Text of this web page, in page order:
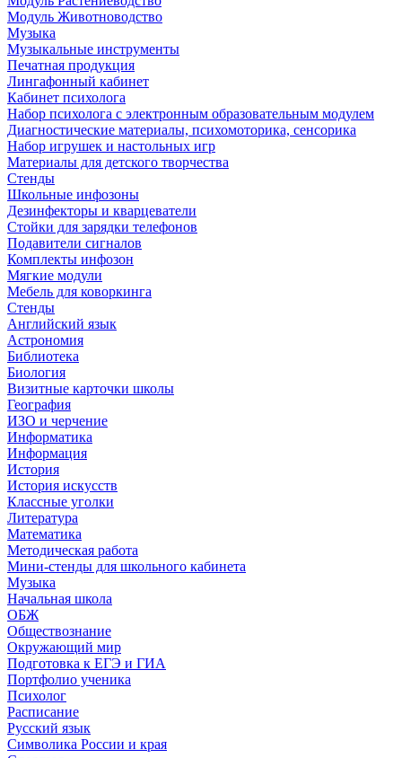
Модуль Животноводство
Музыка
Музыкальные инструменты
Печатная продукция
Лингафонный кабинет
Кабинет психолога
Набор психолога с электронным образовательным модулем
Диагностические материалы, психомоторика, сенсорика
Набор игрушек и настольных игр
Материалы для детского творчества
Стенды
Школьные инфозоны
Дезинфекторы и кварцеватели
Стойки для зарядки телефонов
Подавители сигналов
Комплекты инфозон
Мягкие модули
Мебель для коворкинга
Стенды
Английский язык
Астрономия
Библиотека
Биология
Визитные карточки школы
География
ИЗО и черчение
Информатика
Информация
История
История искусств
Классные уголки
Литература
Математика
Методическая работа
Мини-стенды для школьного кабинета
Музыка
Начальная школа
ОБЖ
Обществознание
Окружающий мир
Подготовка к ЕГЭ и ГИА
Портфолио ученика
Психолог
Расписание
Русский язык
Символика России и края